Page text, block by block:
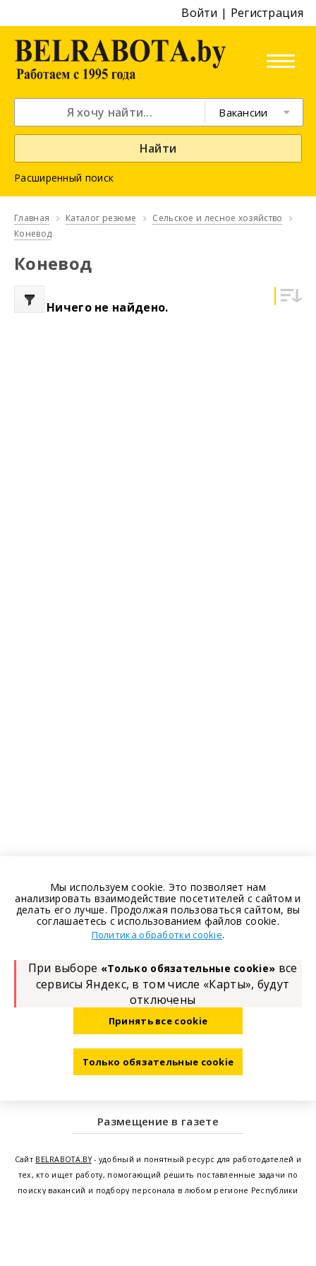
Войти | Регистрация
Вакансии
Найти
Расширенный поиск
Главная Каталог резюме
Сельское и лесное хозяйство
Коневод
Коневод
Ничего не найдено.
Размещение в газете
Сайт BELRABOTA.BY- удобный и понятный ресурс для работодателей и
тех, кто ищет работу, помогающий решить поставленные задачи по
поиску вакансий и подбору персонала в любом регионе Республики
Мы используем cookie. Это позволяет нам
анализировать взаимодействие посетителей с сайтом и
делать его лучше. Продолжая пользоваться сайтом, вы
соглашаетесь с использованием файлов cookie.
Политика обработки cookie.
При выборе «Только обязательные cookie» все
сервисы Яндекс, в том числе «Карты», будут
отключены
Принять все cookie
Только обязательные cookie